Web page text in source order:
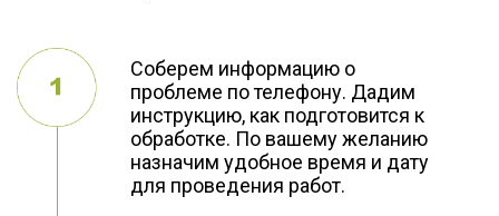
Соберем информацию о
проблеме по телефону. Дадим
инструкцию, как подготовится к
обработке. По вашему желанию
назначим удобное время и дату
для проведения работ.